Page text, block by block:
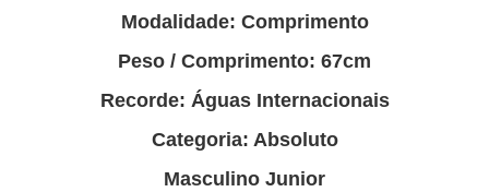
Modalidade: Comprimento
Peso / Comprimento: 67cm
Recorde: Águas Internacionais
Categoria: Absoluto
Masculino Junior